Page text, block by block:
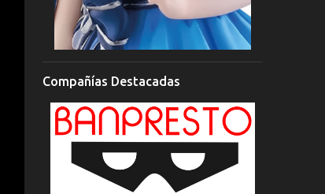
Compañías Destacadas